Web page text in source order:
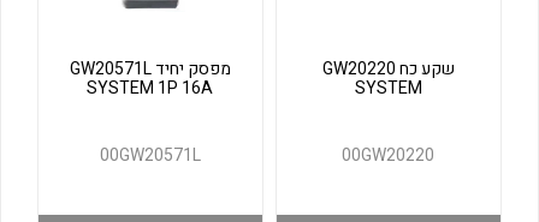
שקע כח GW20220
SYSTEM
00GW20220
מפסק יחיד GW20571L
SYSTEM 1P 16A
00GW20571L